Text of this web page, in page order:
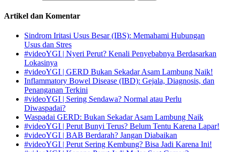
Artikel dan Komentar
Sindrom Iritasi Usus Besar (IBS): Memahami Hubungan
Usus dan Stres
#videoYGI | Nyeri Perut? Kenali Penyebabnya Berdasarkan
Lokasinya
#videoYGI | GERD Bukan Sekadar Asam Lambung Naik!
Inflammatory Bowel Disease (IBD): Gejala, Diagnosis, dan
Penanganan Terkini
#videoYGI | Sering Sendawa? Normal atau Perlu
Diwaspadai?
Waspadai GERD: Bukan Sekadar Asam Lambung Naik
#videoYGI | Perut Bunyi Terus? Belum Tentu Karena Lapar!
#videoYGI | BAB Berdarah? Jangan Diabaikan
#videoYGI | Perut Sering Kembung? Bisa Jadi Karena Ini!